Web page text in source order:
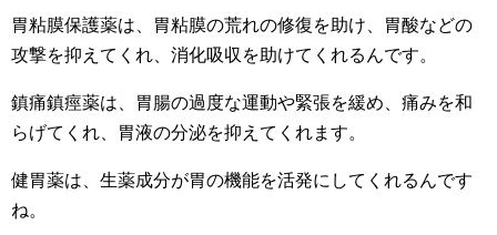
胃粘膜保護薬は、胃粘膜の荒れの修復を助け、胃酸などの
攻撃を抑えてくれ、消化吸収を助けてくれるんです。
鎮痛鎮痙薬は、胃腸の過度な運動や緊張を緩め、痛みを和
らげてくれ、胃液の分泌を抑えてくれます。
健胃薬は、生薬成分が胃の機能を活発にしてくれるんです
ね。